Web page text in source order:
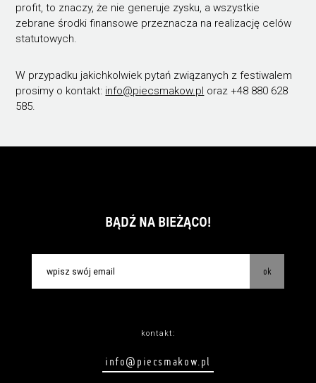
profit, to znaczy, że nie generuje zysku, a wszystkie
zebrane środki finansowe przeznacza na realizację celów
statutowych.
W przypadku jakichkolwiek pytań związanych z festiwalem
prosimy o kontakt: info@piecsmakow.pl oraz +48 880 628
585.
BĄDŹ NA BIEŻĄCO!
ok
kontakt:
info@piecsmakow.pl